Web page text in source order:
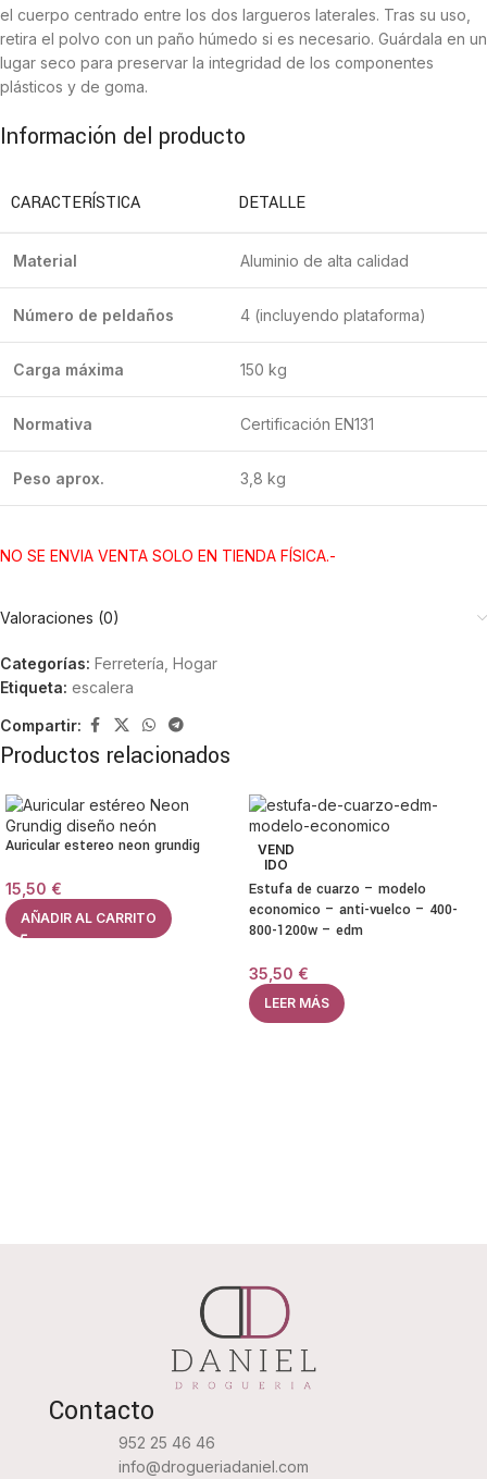
el cuerpo centrado entre los dos largueros laterales. Tras su uso,
retira el polvo con un paño húmedo si es necesario. Guárdala en un
lugar seco para preservar la integridad de los componentes
plásticos y de goma.
Información del producto
CARACTERÍSTICA DETALLE
Material Aluminio de alta calidad
Número de peldaños 4 (incluyendo plataforma)
Carga máxima 150 kg
Normativa Certificación EN131
Peso aprox. 3,8 kg
NO SE ENVIA VENTA SOLO EN TIENDA FÍSICA.-
Valoraciones (0)
Categorías: Ferretería Hogar
Etiqueta: escalera
Compartir:
Productos relacionados
Auricular estereo neon grundig
15,50 €
AÑADIR AL CARRITO
VEND
IDO
Estufa de cuarzo – modelo
economico – anti-vuelco – 400-
800-1200w – edm
35,50 €
LEER MÁS
Contacto
952 25 46 46
info@drogueriadaniel.com